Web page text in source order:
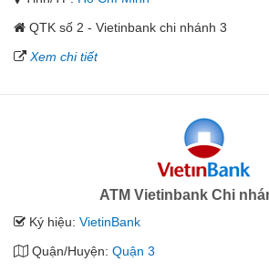
QTK số 2 - Vietinbank chi nhánh 3
Xem chi tiết
ATM Vietinbank Chi
Ký hiệu: VietinBank
Quận/Huyện: Quận 3